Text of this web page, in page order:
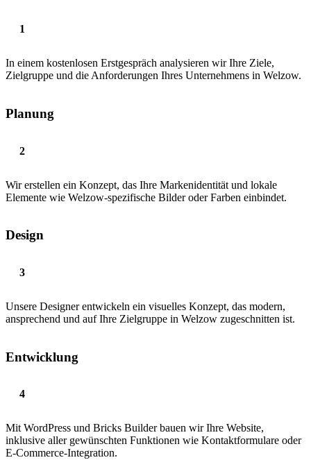
In einem kostenlosen Erstgespräch analysieren wir Ihre Ziele,
Zielgruppe und die Anforderungen Ihres Unternehmens in Welzow.
Planung
Wir erstellen ein Konzept, das Ihre Markenidentität und lokale
Elemente wie Welzow-spezifische Bilder oder Farben einbindet.
Design
Unsere Designer entwickeln ein visuelles Konzept, das modern,
ansprechend und auf Ihre Zielgruppe in Welzow zugeschnitten ist.
Entwicklung
Mit WordPress und Bricks Builder bauen wir Ihre Website,
inklusive aller gewünschten Funktionen wie Kontaktformulare oder
E-Commerce-Integration.